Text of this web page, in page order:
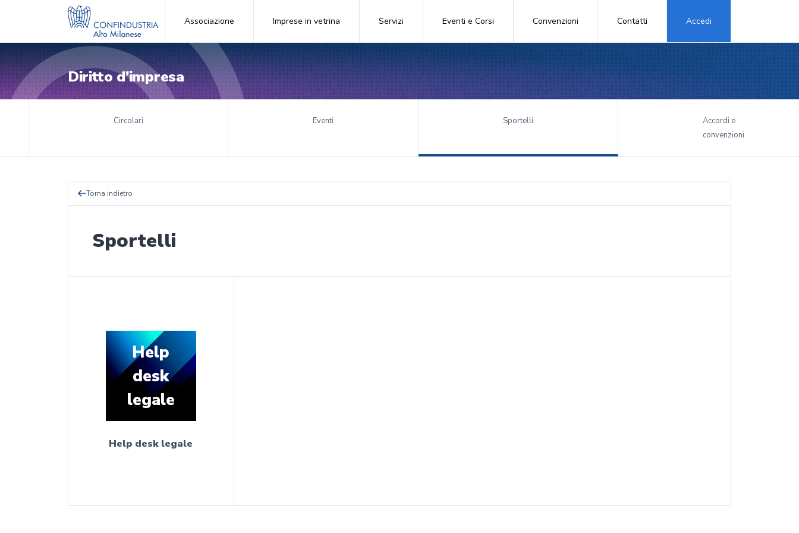
Associazione Imprese in vetrina Servizi Eventi e Corsi Convenzioni Contatti Accedi
Diritto d'impresa
Circolari Eventi Sportelli
Accordi e
convenzioni
Torna indietro
Sportelli
Help
desk
legale
Help desk legale